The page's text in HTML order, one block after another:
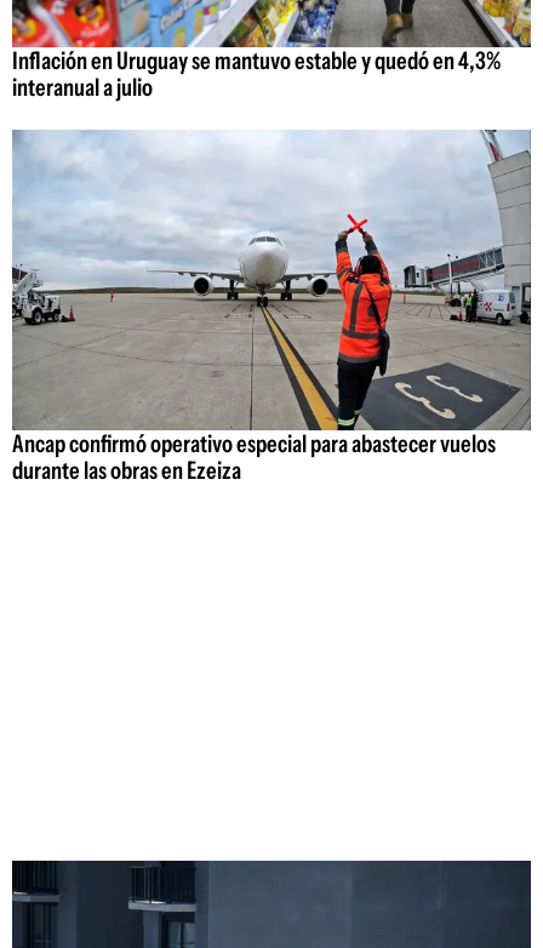
Inflación en Uruguay se mantuvo estable y quedó en 4,3%
interanual a julio
Ancap confirmó operativo especial para abastecer vuelos
durante las obras en Ezeiza